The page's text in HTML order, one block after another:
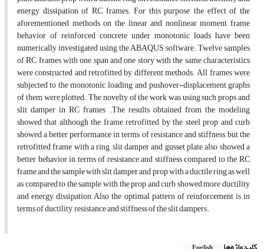
energy dissipation of RC frames. For this purpose, the effect of the
aforementioned methods on the linear and nonlinear moment frame
behavior of reinforced concrete under monotonic loads have been
numerically investigated using the ABAQUS software. Twelve samples
of RC frames with one span and one story with the same characteristics
were constructed and retrofitted by different methods. All frames were
subjected to the monotonic loading, and pushover-displacement graphs
of them were plotted. The novelty of the work was using such props and
slit damper in RC frames .The results obtained from the modeling
showed that although the frame retrofitted by the steel prop and curb
showed a better performance in terms of resistance and stiffness, but the
retrofitted frame with a ring, slit damper and gusset plate also showed a
better behavior in terms of resistance and stiffness compared to the RC
frame and the sample with slit damper and prop with a ductile ring as well
as compared to the sample with the prop and curb showed more ductility
and energy dissipation Also the optimal pattern of reinforcement is in
terms of ductility, resistance and stiffness of the slit dampers.